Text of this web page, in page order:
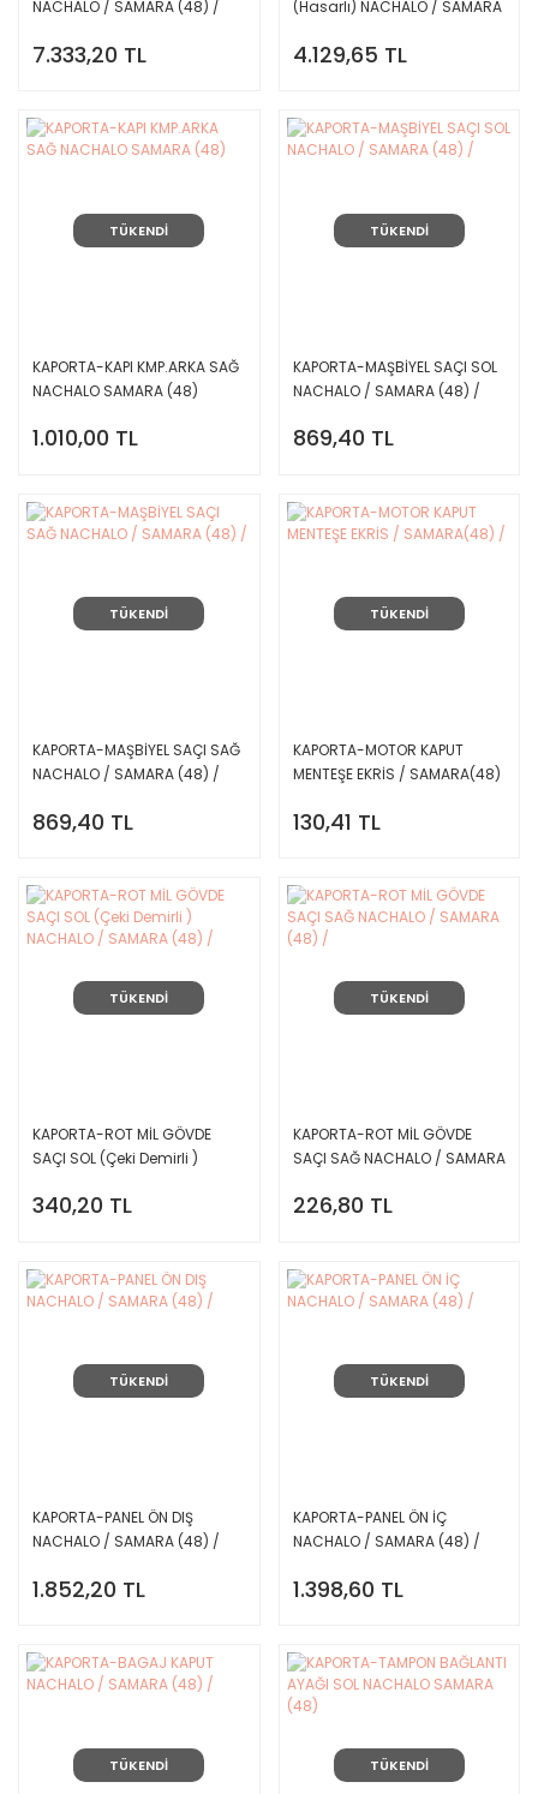
NACHALO / SAMARA (48) /
7.333,20 TL
(Hasarlı) NACHALO / SAMARA
4.129,65 TL
TÜKENDİ
KAPORTA-KAPI KMP.ARKA SAĞ
NACHALO SAMARA (48)
1.010,00 TL
TÜKENDİ
KAPORTA-MAŞBİYEL SAÇI SOL
NACHALO / SAMARA (48) /
869,40 TL
TÜKENDİ
KAPORTA-MAŞBİYEL SAÇI SAĞ
NACHALO / SAMARA (48) /
869,40 TL
TÜKENDİ
KAPORTA-MOTOR KAPUT
MENTEŞE EKRİS / SAMARA(48)
130,41 TL
TÜKENDİ
KAPORTA-ROT MİL GÖVDE
SAÇI SOL (Çeki Demirli )
340,20 TL
TÜKENDİ
KAPORTA-ROT MİL GÖVDE
SAÇI SAĞ NACHALO / SAMARA
226,80 TL
TÜKENDİ
KAPORTA-PANEL ÖN DIŞ
NACHALO / SAMARA (48) /
1.852,20 TL
TÜKENDİ
KAPORTA-PANEL ÖN İÇ
NACHALO / SAMARA (48) /
1.398,60 TL
TÜKENDİ TÜKENDİ